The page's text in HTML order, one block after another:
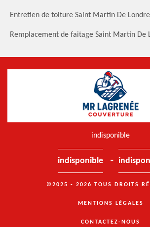
Entretien de toiture Saint Martin De
Remplacement de faitage Saint Martin De
indisponible
indisponible -
©2025 - 2026 TOUS DROITS
MENTIONS LÉGALES
CONTACTEZ-NOUS